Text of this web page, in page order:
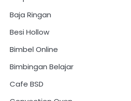
Baja Ringan
Besi Hollow
Bimbel Online
Bimbingan Belajar
Cafe BSD